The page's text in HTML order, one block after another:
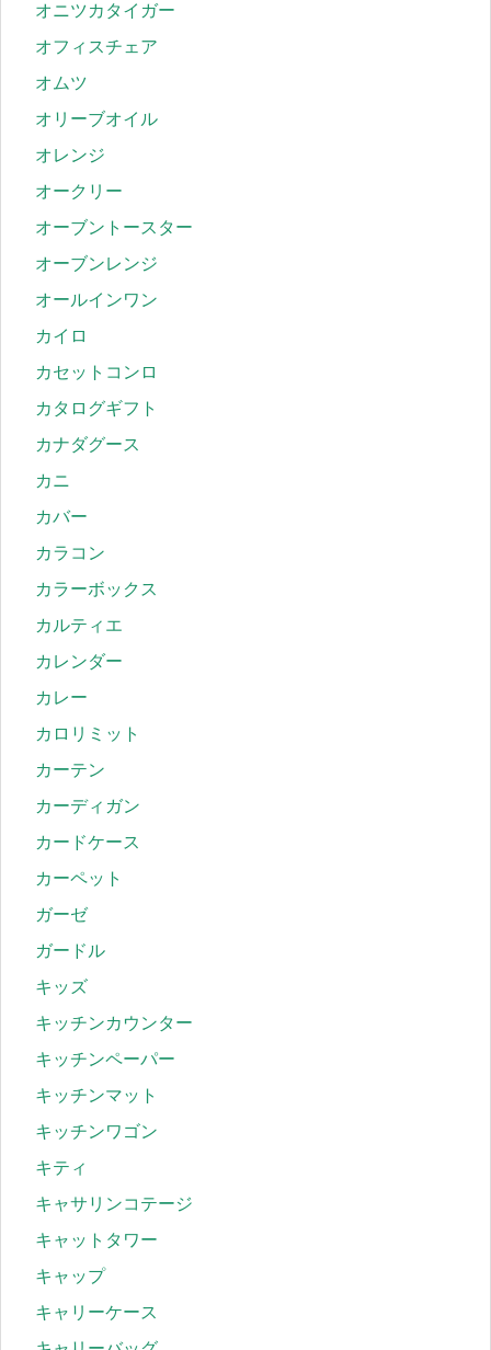
オニツカタイガー
オフィスチェア
オムツ
オリーブオイル
オレンジ
オークリー
オーブントースター
オーブンレンジ
オールインワン
カイロ
カセットコンロ
カタログギフト
カナダグース
カニ
カバー
カラコン
カラーボックス
カルティエ
カレンダー
カレー
カロリミット
カーテン
カーディガン
カードケース
カーペット
ガーゼ
ガードル
キッズ
キッチンカウンター
キッチンペーパー
キッチンマット
キッチンワゴン
キティ
キャサリンコテージ
キャットタワー
キャップ
キャリーケース